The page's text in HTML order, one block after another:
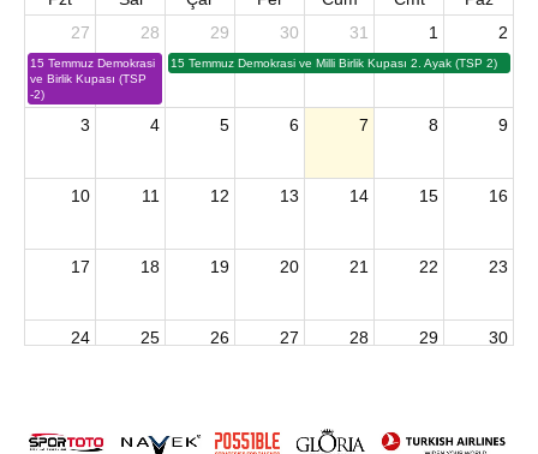
27
15 Temmuz Demokrasi
ve Birlik Kupası (TSP
-2)
28 29
15 Temmuz Demokrasi ve Milli Birlik Kupası 2. Ayak (TSP 2)
30 31 1 2
3 4 5 6 7 8 9
10 11 12 13 14 15 16
17 18 19 20 21 22 23
24 25 26 27 28 29 30